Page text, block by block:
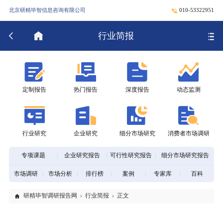
北京研精毕智信息咨询有限公司 010-53322951
行业简报
定制报告 热门报告 深度报告 动态监测
行业研究 企业研究 细分市场研究 消费者市场调研
专项课题 企业研究报告 可行性研究报告 细分市场研究报告
市场调研 市场分析 排行榜 案例 专家库 百科
研精毕智调研报告网 行业简报 正文